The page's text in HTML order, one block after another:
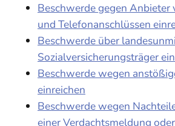
Beschwerde gegen Anbieter
und Telefonanschlüssen
Beschwerde über
Sozialversicherungsträger
Beschwerde wegen
einreichen
Beschwerde wegen
einer Verdachtsmeldung